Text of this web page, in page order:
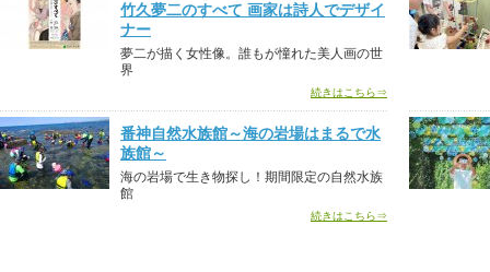
竹久夢二のすべて 画家は詩人でデザイ
ナー
夢二が描く女性像。誰もが憧れた美人画の世
界
続きはこちら⇒
番神自然水族館～海の岩場はまるで水
族館～
海の岩場で生き物探し！期間限定の自然水族
館
続きはこちら⇒